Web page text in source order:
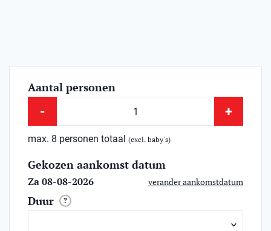
Aantal personen
- +
max. 8 personen totaal (excl. baby's)
Gekozen aankomst datum
Za 08-08-2026 verander aankomstdatum
Duur ?